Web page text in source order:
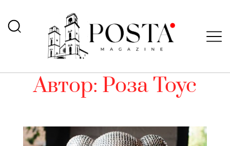
Автор: Роза Тоус